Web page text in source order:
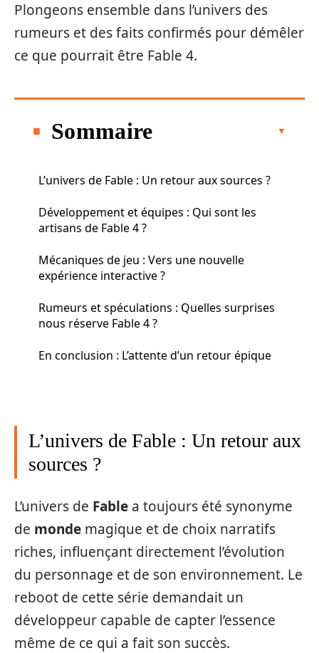
Plongeons ensemble dans l’univers des
rumeurs et des faits confirmés pour démêler
ce que pourrait être Fable 4.
Sommaire
L’univers de Fable : Un retour aux sources ?
Développement et équipes : Qui sont les
artisans de Fable 4 ?
Mécaniques de jeu : Vers une nouvelle
expérience interactive ?
Rumeurs et spéculations : Quelles surprises
nous réserve Fable 4 ?
En conclusion : L’attente d’un retour épique
L’univers de Fable : Un retour aux
sources ?
L’univers de Fable a toujours été synonyme
de monde magique et de choix narratifs
riches, influençant directement l’évolution
du personnage et de son environnement. Le
reboot de cette série demandait un
développeur capable de capter l’essence
même de ce qui a fait son succès.